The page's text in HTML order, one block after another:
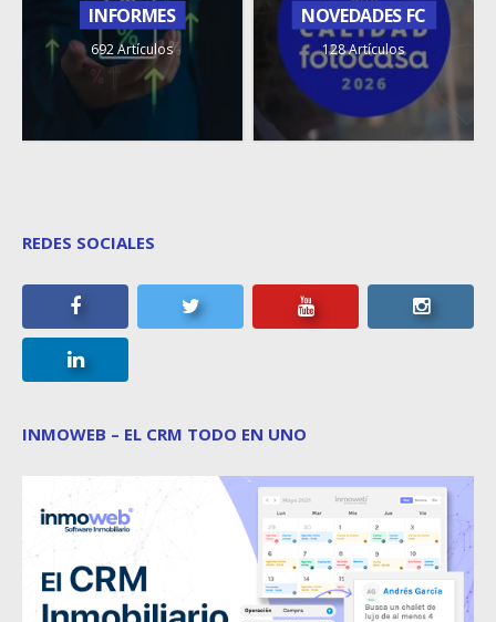
INFORMES
692 Artículos
NOVEDADES FC
128 Artículos
REDES SOCIALES
INMOWEB – EL CRM TODO EN UNO